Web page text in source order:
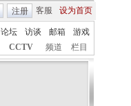
客服 设为首页
注册
论坛 访谈 邮箱
游戏
CCTV 频道 栏目